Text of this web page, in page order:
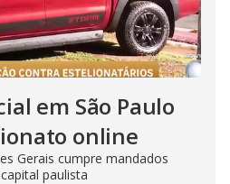
em São Paulo
online
Gerais cumpre mandados
paulista